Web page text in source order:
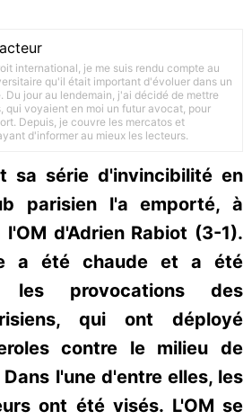
international, je me suis rendu compte au
qu'il était important d'évoluer dans un
Du jour au lendemain, j'ai décidé de mettre
qui voyaient en moi un futur avocat, pour
Depuis, je couvre les mercatos et
d'informer au mieux les lecteurs.
sa série d'invincibilité en
parisien l'a emporté, à
d'Adrien Rabiot (3-1).
a été chaude et a été
les provocations des
qui ont déployé
contre le milieu de
l'une d'entre elles, les
ont été visés. L'OM se